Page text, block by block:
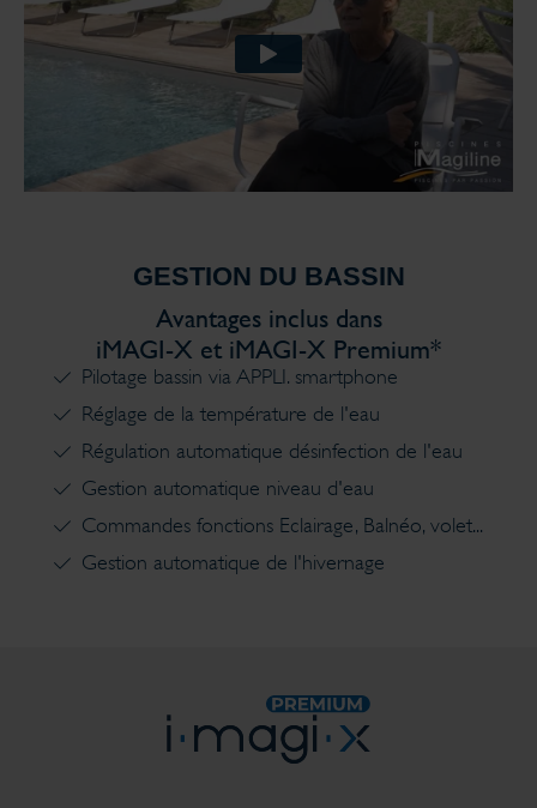
GESTION DU BASSIN
Avantages inclus dans
iMAGI-X et iMAGI-X Premium*
Pilotage bassin via APPLI. smartphone
Réglage de la température de l'eau
Régulation automatique désinfection de l'eau
Gestion automatique niveau d'eau
Commandes fonctions Eclairage, Balnéo, volet...
Gestion automatique de l'hivernage